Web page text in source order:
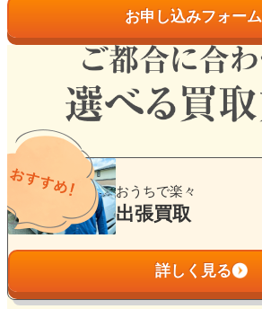
お申し込みフォーム
おうちで楽々
出張買取
詳しく見る
グ
ー
プ
リ
ク